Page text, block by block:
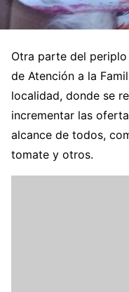
Otra parte del
de Atención a la
localidad, donde se
incrementar las
alcance de todos,
tomate y otros.